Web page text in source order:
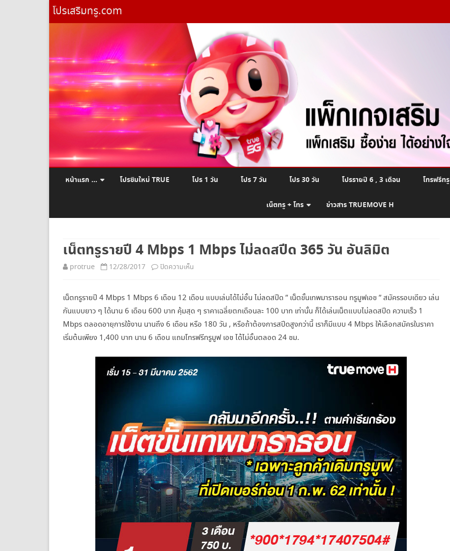
โปรเสริมทรู.com
Skip
หน้าแรก … โปรซิมใหม่ TRUE โปร 1 วัน โปร 7 วัน โปร 30 วัน โปรรายปี 6 , 3 เดือน โทรฟรีทรู
เน็ตทรู + โทร
เน็ตทรู+โทรทุกค่าย
โทรฟรีทรู+เน็ตทรู แพ็คเกจคูณสาม
โปรเน็ตทรู+โทร 3G SMART
โปรเน็ตทรู+โทร ISMART
ข่าวสาร TRUEMOVE H
เน็ตทรูรายปี 4 Mbps 1 Mbps ไม่ลดสปีด 365 วัน อันลิมิต
protrue 12/28/2017 ปิดความเห็น
ทรู
ราย
ปี
Mbps
ไม่
ลด
สปีด
365
วัน
อัน
ลิ
มิต
เน็ตทรูรายปี 4 Mbps 1 Mbps 6 เดือน 12 เดือน แบบเล่นได้ไม่อั้น ไม่ลดสปีด ” เน็ตขั้นเทพมาราธอน ทรูมูฟเอช ” สมัครรอบเดียว เล่น
กันแบบยาว ๆ ได้นาน 6 เดือน 600 บาท คุ้มสุด ๆ ราคาเฉลี่ยตกเดือนละ 100 บาท เท่านั้น ก็ได้เล่นเน็ตแบบไม่ลดสปีด ความเร็ว 1
Mbps ตลอดอายุการใช้งาน นานถึง 6 เดือน หรือ 180 วัน , หรือถ้าต้องการสปีดสูงกว่านี้ เราก็มีแบบ 4 Mbps ให้เลือกสมัครในราคา
เริ่มต้นเพียง 1,400 บาท นาน 6 เดือน แถมโทรฟรีทรูมูฟ เอช ได้ไม่อั้นตลอด 24 ชม.